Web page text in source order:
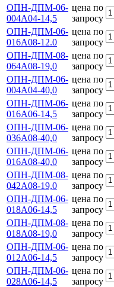
ОПН-ДПМ-06-
004А04-14,5
цена по
запросу
ОПН-ДПМ-06-
016А08-12.0
цена по
запросу
ОПН-ДПМ-08-
064А08-19,0
цена по
запросу
ОПН-ДПМ-06-
004А04-40,0
цена по
запросу
ОПН-ДПМ-06-
016А06-14,5
цена по
запросу
ОПН-ДПМ-06-
036А08-40,0
цена по
запросу
ОПН-ДПМ-06-
016А08-40,0
цена по
запросу
ОПН-ДПМ-08-
042А08-19,0
цена по
запросу
ОПН-ДПМ-06-
018А06-14,5
цена по
запросу
ОПН-ДПМ-08-
018А08-19,0
цена по
запросу
ОПН-ДПМ-06-
012А06-14,5
цена по
запросу
ОПН-ДПМ-06-
028А06-14,5
цена по
запросу